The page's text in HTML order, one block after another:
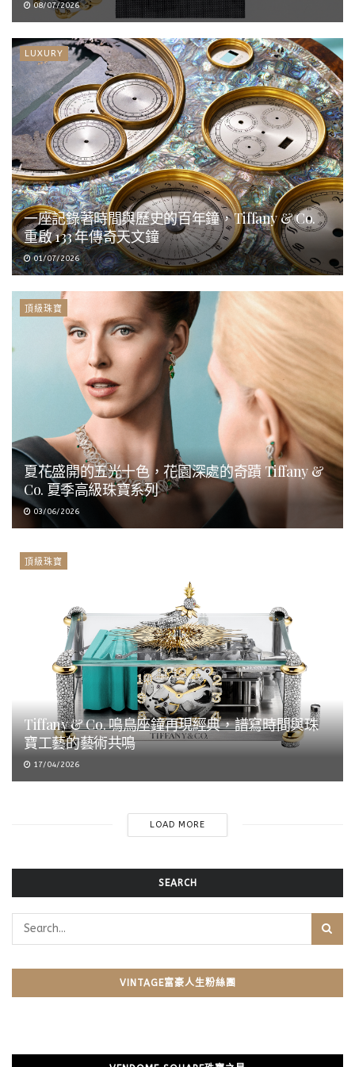
08/07/2026
LUXURY
一座記錄著時間與歷史的百年鐘，Tiffany & Co.
重啟 133 年傳奇天文鐘
01/07/2026
頂級珠寶
夏花盛開的五光十色，花園深處的奇蹟 Tiffany &
Co. 夏季高級珠寶系列
03/06/2026
頂級珠寶
Tiffany & Co. 鳴鳥座鐘再現經典，譜寫時間與珠
寶工藝的藝術共鳴
17/04/2026
LOAD MORE
SEARCH
VINTAGE富豪人生粉絲團